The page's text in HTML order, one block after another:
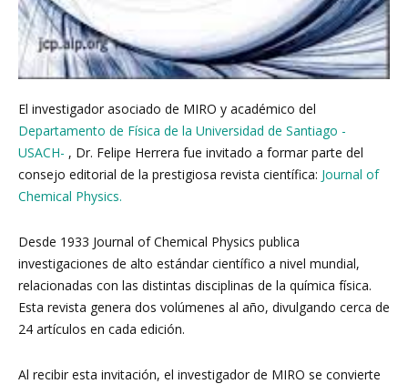
El investigador asociado de MIRO y académico del
Departamento de Física de la Universidad de Santiago -
USACH- , Dr. Felipe Herrera fue invitado a formar parte del
consejo editorial de la prestigiosa revista científica: Journal of
Chemical Physics.
Desde 1933 Journal of Chemical Physics publica
investigaciones de alto estándar científico a nivel mundial,
relacionadas con las distintas disciplinas de la química física.
Esta revista genera dos volúmenes al año, divulgando cerca de
24 artículos en cada edición.
Al recibir esta invitación, el investigador de MIRO se convierte